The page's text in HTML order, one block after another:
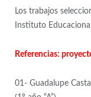
Los trabajos
Instituto
Referencias:
01- Guadalupe